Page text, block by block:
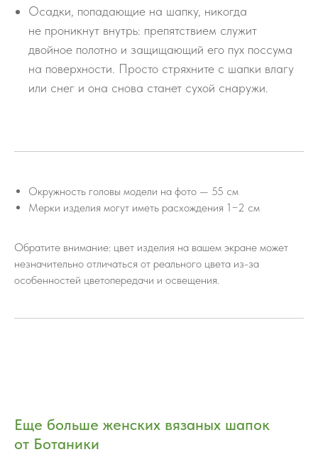
Осадки, попадающие на шапку, никогда
не проникнут внутрь: препятствием служит
двойное полотно и защищающий его пух поссума
на поверхности. Просто стряхните с шапки влагу
или снег и она снова станет сухой снаружи.
Окружность головы модели на фото — 55 см
Мерки изделия могут иметь расхождения 1−2 см
Обратите внимание: цвет изделия на вашем экране может
незначительно отличаться от реального цвета из-за
особенностей цветопередачи и освещения.
Еще больше женских вязаных шапок
от Ботаники